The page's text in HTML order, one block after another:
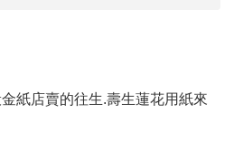
紙店賣的往生.壽生蓮花用紙來